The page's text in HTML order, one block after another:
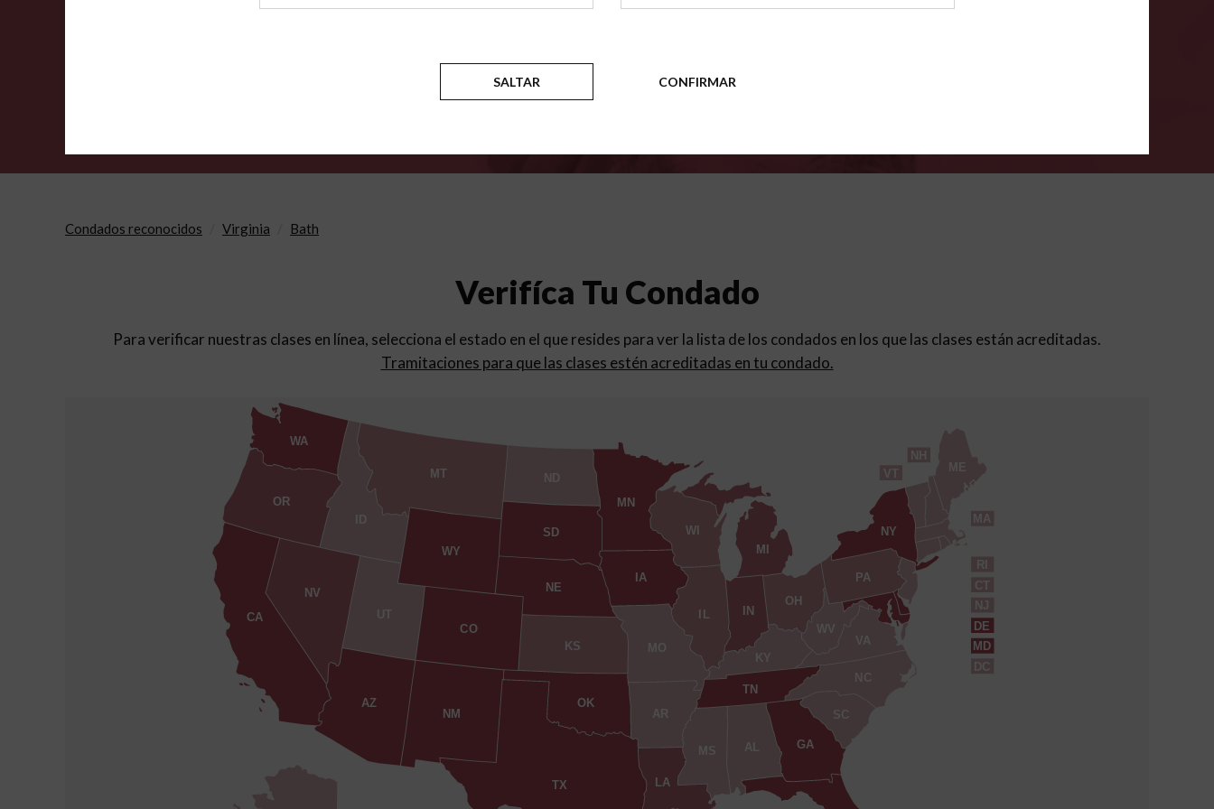
Condados reconocidos Virginia Bath
Verifíca Tu Condado
Para verificar nuestras clases en línea, selecciona el estado en el que resides para ver la lista de los condados en los que las clases están acreditadas.
Tramitaciones para que las clases estén acreditadas en tu condado.
AL
AZ
AR
CA
CO
CT
DE
DC
GA
ID
IN
IA
KS
KY
LA
ME
MD
MA
MI
MN
MS
MO
MT
NE
NV
NH
NJ
NM
NY
NC
ND
OH
OK
OR
PA
RI
SC
SD
TN
TX
UT
VT
VA
WA
WV
WI
WY
SALTAR CONFIRMAR